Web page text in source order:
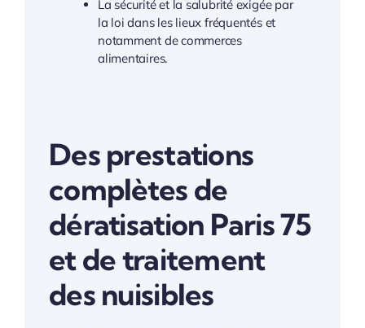
La sécurité et la salubrité exigée par
la loi dans les lieux fréquentés et
notamment de commerces
alimentaires.
Des prestations
complètes de
dératisation Paris 75
et de traitement
des nuisibles